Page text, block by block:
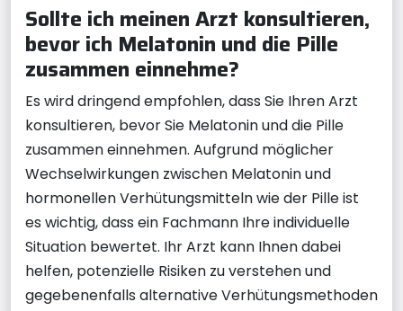
Sollte ich meinen Arzt konsultieren,
bevor ich Melatonin und die Pille
zusammen einnehme?
Es wird dringend empfohlen, dass Sie Ihren Arzt
konsultieren, bevor Sie Melatonin und die Pille
zusammen einnehmen. Aufgrund möglicher
Wechselwirkungen zwischen Melatonin und
hormonellen Verhütungsmitteln wie der Pille ist
es wichtig, dass ein Fachmann Ihre individuelle
Situation bewertet. Ihr Arzt kann Ihnen dabei
helfen, potenzielle Risiken zu verstehen und
gegebenenfalls alternative Verhütungsmethoden